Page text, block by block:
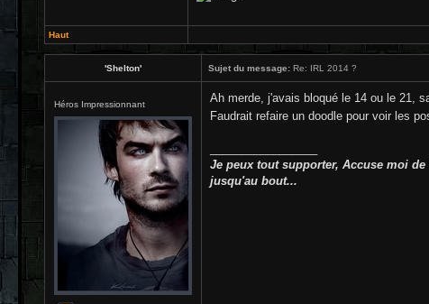
Haut
'Shelton' Sujet du message: Re: IRL 2014 ?
Héros Impressionnant
Ah merde, j'avais bloqué le 14 ou le 21,
Faudrait refaire un doodle pour voir les
Je peux tout supporter, Accuse moi
jusqu'au bout...